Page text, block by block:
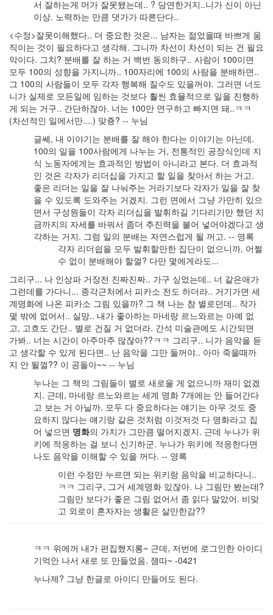
서 잘하는게 머가 잘못됐는데.. ? 당연한거지..니가 신이 아닌
이상. 노력하는 만큼 댓가가 따른단다..
<수정>잘못이해했다.. 더 중요한 것은... 남자는 젊었을때 바쁘게 움
직이는 것이 필요하다고 생각해. 그니까 차선이 차선이 되는 건 필요
악이다. 그치? 분배를 잘 하는 거 백번 동의하구.. 사람이 100이면
모두 100의 성향을 가지니까.. 100자리에 100의 사람을 분배하면..
그 100의 사람들이 모두 각자 행복해 질수도 있을꺼야. 그러면 너도
니가 실제로 모든일에 임하는 것보다 훨씬 효율적으로 일을 진행하
게 되는 거구.. 간단하잖아. 너는 100만 연구하고 빠지면 돼..ㅋㅋ
(차선적인 일에서만....) 맞죵? -- 누님
글쎄, 내 이야기는 분배를 잘 해야 한다는 이야기는 아닌데.
100의 일을 100사람에게 나누는 거, 전통적인 공장식인데 지
식 노동자에게는 효과적인 방법이 아니라고 본다. 더 효과적
인 것은 각자가 리더십을 가지고 할 일을 찾아서 하는 거고.
좋은 리더는 일을 잘 나눠주는 거라기보다 각자가 일을 잘 찾
을 수 있도록 도와주는 거겠지. 그런 면에서 그냥 가만히 있으
면서 구성원들이 각자 리더십을 발휘하길 기다리기만 했던 지
금까지의 자세를 바꿔서 좀더 추진력을 불어 넣어야겠다고 생
각하는 거지. 그럼 일의 분배는 자연스럽게 될 꺼고. -- 영록
각자 리더쉽을 모두 발휘할만한 집단이 없으니까, 어쩔
수 없이 분배해야 할껄? 다만 몇에게라도...
그리구... 나 인상파 거장전 진짜진짜.. 가구 싶었는데.. 너 같은애가
그런데를 가다니... 종각근처에서 피카소 전도 하더라.. 거기가면 세
계명화에 나온 피카소 그림 있을까? 그 책 나는 참 별로던데.. 작가
몇 밖에 없어서.. 실망.. 내가 좋아하는 마네랑 르느와르는 아예 없
고, 고흐도 간단.. 별로 건질 거 없더라. 간석 미술관에도 시간되면
가봐.. 너는 시간이 아주아주 많잖아??ㅋㅋ 그리구.. 니가 음악을 듣
고 생각할 수 있게 된다면.. 난 음악을 그만 둘꺼야.. 아마 죽을때까
지 안 될껄?? 이 공돌아~~ -- 누님
누나는 그 책의 그림들이 별로 새로울 게 없으니까 재미 없겠
지. 근데, 마네랑 르노와르는 세계 명화 7개에는 안 들어간다
고 보는 거 아닐까. 모두 다 중요하다는 얘기는 아무 것도 중
요하지 않다는 얘기랑 같은 것처럼 이것저것 다 명화라고 집
어 넣으면 명화의 가치가 그만큼 떨어지겠지. 근데 누나가 위
키에 적응하는 걸 보니 신기하군. 누나가 위키에 적응한다면
나도 음악을 이해할 수 있을 꺼다. -- 영록
이런 수정만 누르면 되는 위키랑 음악을 비교하다니..
ㅋㅋ 그리구, 그거 세계명화 있잖아. 나 그림만 봤는데?
그림만 보다가 좋은 그림 없어서 좀 읽다 말았어. 비맞
고 외로이 혼자자는 생활은 살만한감??
ㅋㅋ 위에꺼 내가 편집했지롱~ 근데, 저번에 로그인한 아이디
기억안 나서 새로 또 만들었음. 잼따~ -0421
누나제? 그냥 한글로 아이디 만들어도 된다.